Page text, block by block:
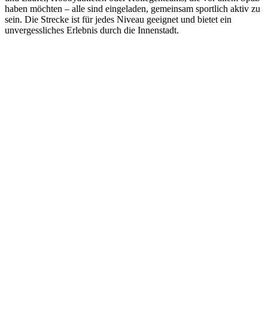
haben möchten – alle sind eingeladen, gemeinsam sportlich aktiv zu
sein. Die Strecke ist für jedes Niveau geeignet und bietet ein
unvergessliches Erlebnis durch die Innenstadt.